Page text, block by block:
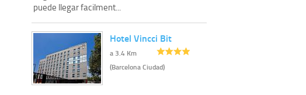
puede llegar facilment...
Hotel Vincci Bit
a 3.4 Km
(Barcelona Ciudad)